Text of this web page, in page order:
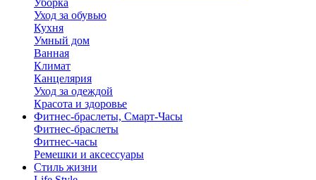
Уборка
Уход за обувью
Кухня
Умный дом
Ванная
Климат
Канцелярия
Уход за одеждой
Красота и здоровье
Фитнес-браслеты, Смарт-Часы
Фитнес-браслеты
Фитнес-часы
Ремешки и аксессуары
Стиль жизни